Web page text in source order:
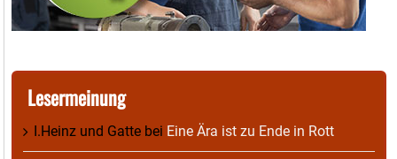
Lesermeinung
I.Heinz und Gatte bei Eine Ära ist zu Ende in Rott